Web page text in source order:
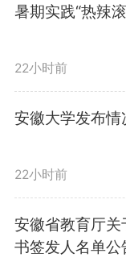
专科批
录取工作
7月25日8
暑期实践“热辣
22小时前
安徽大学发布情
22小时前
安徽省教育厅
书签发人名单公